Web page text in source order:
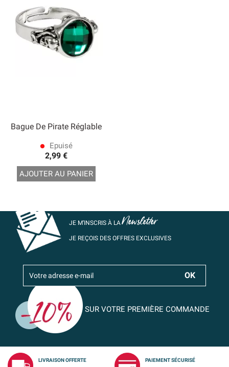
Bague De Pirate Réglable
lens Epuisé
2,99 €
AJOUTER AU PANIER
JE M’INSCRIS À LANewsletter
JE REÇOIS DES OFFRES EXCLUSIVES
SUR VOTRE PREMIÈRE COMMANDE
LIVRAISON OFFERTE
PAIEMENT SÉCURISÉ